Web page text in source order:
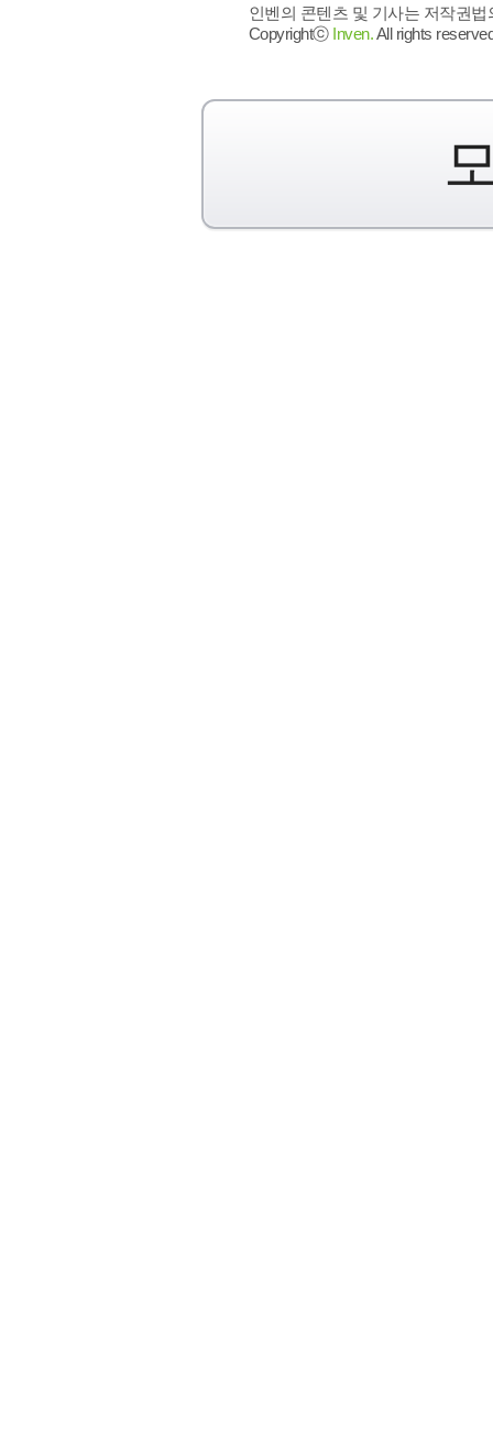
인벤의 콘텐츠 및 기사는 저작권
Copyrightⓒ Inven.All rights